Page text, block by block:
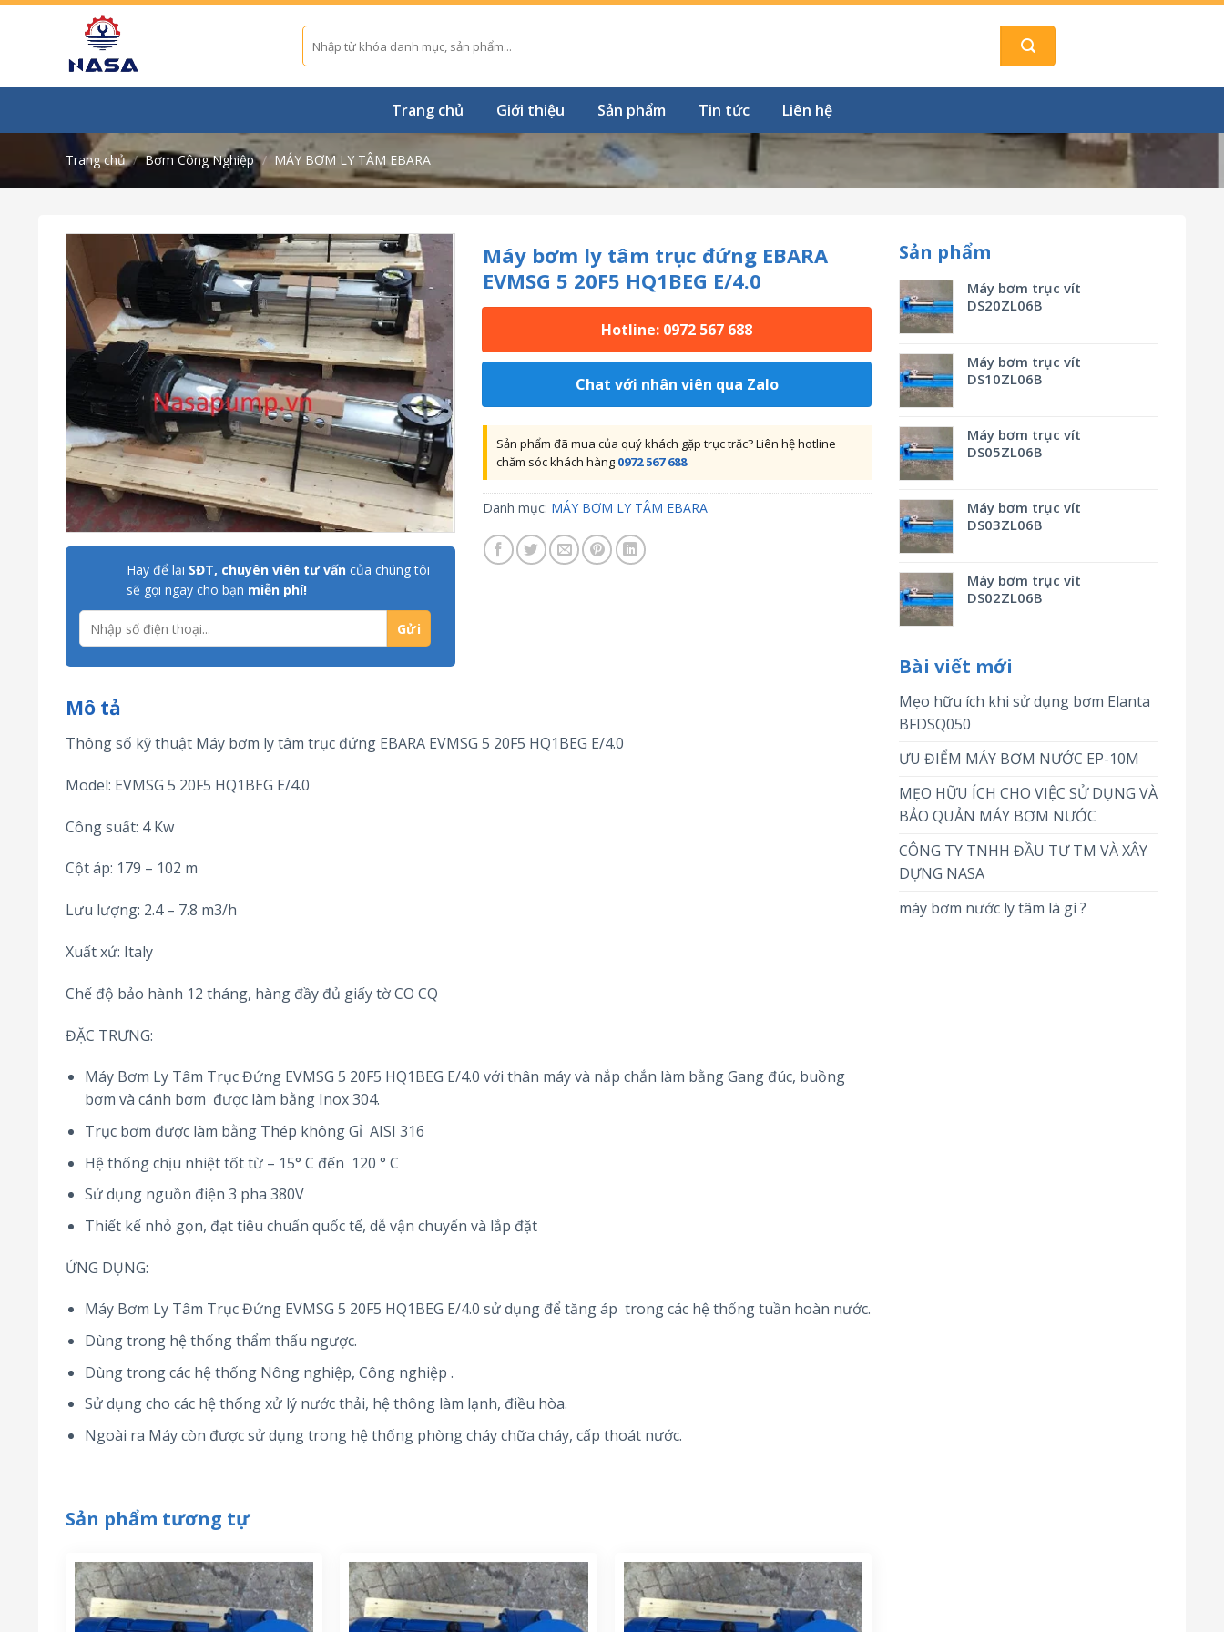
Skip
Tìm
kiếm:
Trang chủ Giới thiệu Sản phẩm Tin tức Liên hệ
Trang chủ / Bơm Công Nghiệp / MÁY BƠM LY TÂM EBARA
Sản phẩm
Máy bơm trục vít
DS20ZL06B
Máy bơm trục vít
DS10ZL06B
Máy bơm trục vít
DS05ZL06B
Máy bơm trục vít
DS03ZL06B
Máy bơm trục vít
DS02ZL06B
Bài viết mới
Mẹo hữu ích khi sử dụng bơm Elanta
BFDSQ050
ƯU ĐIỂM MÁY BƠM NƯỚC EP-10M
MẸO HỮU ÍCH CHO VIỆC SỬ DỤNG VÀ
BẢO QUẢN MÁY BƠM NƯỚC
CÔNG TY TNHH ĐẦU TƯ TM VÀ XÂY
DỰNG NASA
máy bơm nước ly tâm là gì ?
Hãy để lại SĐT, chuyên viên tư vấn của chúng tôi
sẽ gọi ngay cho bạn miễn phí!
Máy bơm ly tâm trục đứng EBARA
EVMSG 5 20F5 HQ1BEG E/4.0
Hotline: 0972 567 688
Chat với nhân viên qua Zalo
Sản phẩm đã mua của quý khách gặp trục trặc? Liên hệ hotline
chăm sóc khách hàng 0972 567 688
Danh mục: MÁY BƠM LY TÂM EBARA
Mô tả
Thông số kỹ thuật Máy bơm ly tâm trục đứng EBARA EVMSG 5 20F5 HQ1BEG E/4.0
Model: EVMSG 5 20F5 HQ1BEG E/4.0
Công suất: 4 Kw
Cột áp: 179 – 102 m
Lưu lượng: 2.4 – 7.8 m3/h
Xuất xứ: Italy
Chế độ bảo hành 12 tháng, hàng đầy đủ giấy tờ CO CQ
ĐẶC TRƯNG:
Máy Bơm Ly Tâm Trục Đứng EVMSG 5 20F5 HQ1BEG E/4.0 với thân máy và nắp chắn làm bằng Gang đúc, buồng
bơm và cánh bơm được làm bằng Inox 304.
Trục bơm được làm bằng Thép không Gỉ AISI 316
Hệ thống chịu nhiệt tốt từ – 15° C đến 120 ° C
Sử dụng nguồn điện 3 pha 380V
Thiết kế nhỏ gọn, đạt tiêu chuẩn quốc tế, dễ vận chuyển và lắp đặt
ỨNG DỤNG:
Máy Bơm Ly Tâm Trục Đứng EVMSG 5 20F5 HQ1BEG E/4.0 sử dụng để tăng áp trong các hệ thống tuần hoàn nước.
Dùng trong hệ thống thẩm thấu ngược.
Dùng trong các hệ thống Nông nghiệp, Công nghiệp .
Sử dụng cho các hệ thống xử lý nước thải, hệ thông làm lạnh, điều hòa.
Ngoài ra Máy còn được sử dụng trong hệ thống phòng cháy chữa cháy, cấp thoát nước.
Sản phẩm tương tự